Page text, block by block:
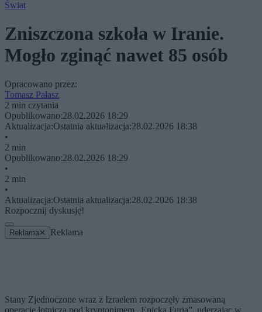
Świat
Zniszczona szkoła w Iranie.
Mogło zginąć nawet 85 osób
Opracowano przez:
Tomasz Pałasz
2 min czytania
Opublikowano:28.02.2026 18:29
Aktualizacja:Ostatnia aktualizacja:28.02.2026 18:38
•
2 min
Opublikowano:28.02.2026 18:29
•
2 min
•
Aktualizacja:Ostatnia aktualizacja:28.02.2026 18:38
Rozpocznij dyskusję!
Reklama ✕ Reklama
Stany Zjednoczone wraz z Izraelem rozpoczęły zmasowaną
operację lotniczą pod kryptonimem „Epicka Furia”, uderzając w